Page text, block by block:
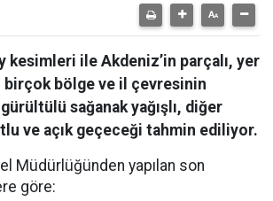
kesimleri ile Akdeniz’in parçalı, yer
bölge ve il çevresinin
sağanak yağışlı, diğer
ve açık geçeceği tahmin ediliyor.
Müdürlüğünden yapılan son
göre: